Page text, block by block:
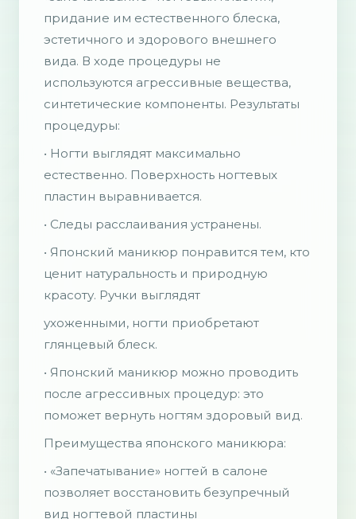
придание им естественного блеска,
эстетичного и здорового внешнего
вида. В ходе процедуры не
используются агрессивные вещества,
синтетические компоненты. Результаты
процедуры:
• Ногти выглядят максимально
естественно. Поверхность ногтевых
пластин выравнивается.
• Следы расслаивания устранены.
• Японский маникюр понравится тем, кто
ценит натуральность и природную
красоту. Ручки выглядят
ухоженными, ногти приобретают
глянцевый блеск.
• Японский маникюр можно проводить
после агрессивных процедур: это
поможет вернуть ногтям здоровый вид.
Преимущества японского маникюра:
• «Запечатывание» ногтей в салоне
позволяет восстановить безупречный
вид ногтевой пластины